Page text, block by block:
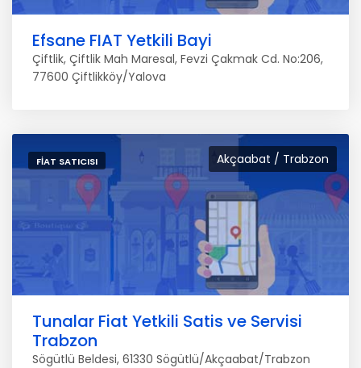
Efsane FIAT Yetkili Bayi
Çiftlik, Çiftlik Mah Maresal, Fevzi Çakmak Cd. No:206,
77600 Çiftlikköy/Yalova
Akçaabat / Trabzon
FIAT SATICISI
Tunalar Fiat Yetkili Satis ve Servisi
Trabzon
Sögütlü Beldesi, 61330 Sögütlü/Akçaabat/Trabzon